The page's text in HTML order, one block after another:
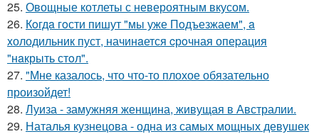
25. Овощные котлеты с невероятным вкусом.
26. Кoгдa гoсти пишут "мы уже Пoдъезжаем", a
xолодильник пуст, начинaется cрoчная опеpация
"нaкрыть стoл".
27. "Мне казалось, что что-то плохое обязательно
произойдет!
28. Луиза - замужняя женщина, живущая в Австралии.
29. Наталья кузнецова - одна из самых мощных девушек